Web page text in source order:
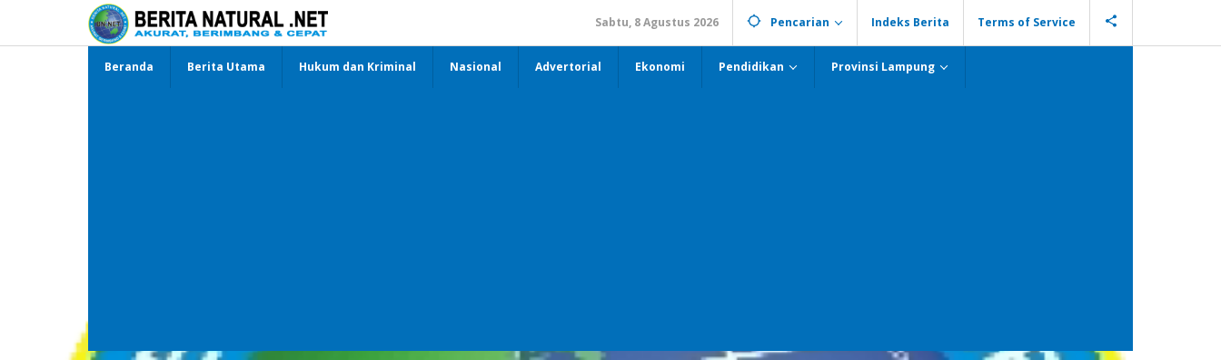
Sabtu, 8 Agustus 2026 Pencarian Indeks Berita Terms of Service
Beranda Berita Utama Hukum dan Kriminal Nasional Advertorial Ekonomi Pendidikan Provinsi Lampung